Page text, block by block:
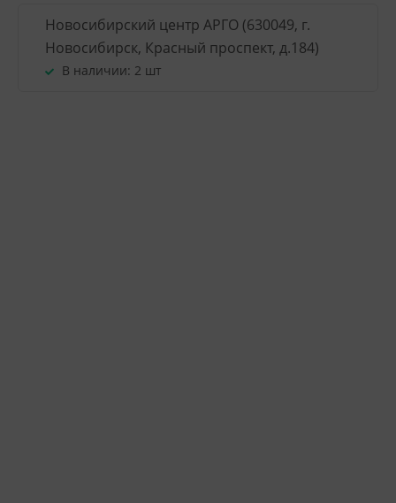
Новосибирский центр АРГО (630049, г.
Новосибирск, Красный проспект, д.184)
В наличии: 2 шт